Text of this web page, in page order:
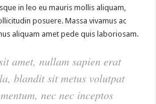
in leo eu mauris mollis aliquam,
posuere. Massa vivamus ac
aliquam amet pede quis laboriosam.
amet, nullam sapien erat
blandit sit metus volutpat
nec nec inceptos